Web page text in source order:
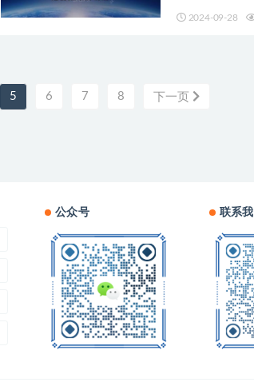
2024-09-28
5 6 7 8 下一页
公众号 联系我